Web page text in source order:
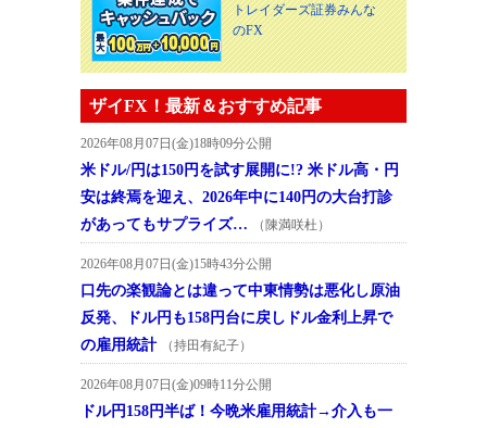
トレイダーズ証券みんな
のFX
ザイFX！最新＆おすすめ記事
2026年08月07日(金)18時09分公開
米ドル/円は150円を試す展開に!? 米ドル高・円
安は終焉を迎え、2026年中に140円の大台打診
があってもサプライズ…
（陳満咲杜）
2026年08月07日(金)15時43分公開
口先の楽観論とは違って中東情勢は悪化し原油
反発、ドル円も158円台に戻しドル金利上昇で
の雇用統計
（持田有紀子）
2026年08月07日(金)09時11分公開
ドル円158円半ば！今晩米雇用統計→介入も一